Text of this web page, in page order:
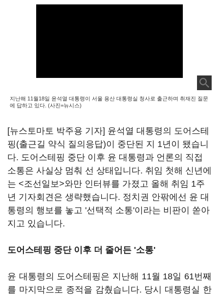
지난해 11월18일 윤석열 대통령이 서울 용산 대통령실 청사로 출근하며 취재진 질문
에 답하고 있다. (사진=뉴시스)
[뉴스토마토 박주용 기자] 윤석열 대통령의 도어스테
핑(출근길 약식 질의응답)이 중단된 지 1년이 됐습니
다. 도어스테핑 중단 이후 윤 대통령과 언론의 직접
소통은 사실상 멈춰 선 상태입니다. 취임 첫해 신년에
는 <조선일보>와만 인터뷰를 가졌고 올해 취임 1주
년 기자회견은 생략했습니다. 정치권 안팎에선 윤 대
통령의 행보를 놓고 '선택적 소통'이라는 비판이 쏟아
지고 있습니다.
도어스테핑 중단 이후 더 줄어든 '소통'
윤 대통령의 도어스테핑은 지난해 11월 18일 61번째
를 마지막으로 종적을 감췄습니다. 당시 대통령실 한